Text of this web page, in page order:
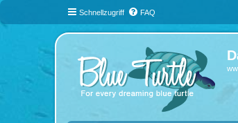
Schnellzugriff FAQ